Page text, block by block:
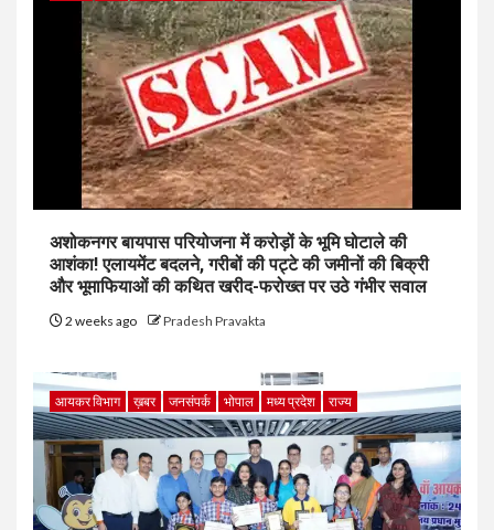
अशोकनगर बायपास परियोजना में करोड़ों के भूमि घोटाले की
आशंका! एलायमेंट बदलने, गरीबों की पट्टे की जमीनों की बिक्री
और भूमाफियाओं की कथित खरीद-फरोख्त पर उठे गंभीर सवाल
2 weeks ago Pradesh Pravakta
आयकर विभाग ख़बर जनसंपर्क भोपाल मध्य प्रदेश राज्य